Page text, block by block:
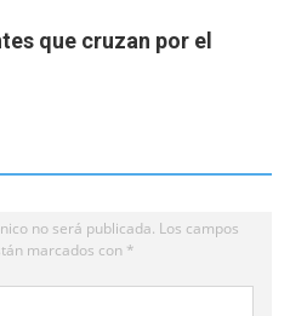
que cruzan por el
no será publicada. Los campos
marcados con *